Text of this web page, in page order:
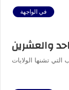
في الواجهة
والعشرين
التي تشنها الولايات